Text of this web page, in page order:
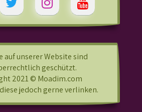
auf unserer Website sind
geschützt.
2021 © Moadim.com
jedoch gerne verlinken.